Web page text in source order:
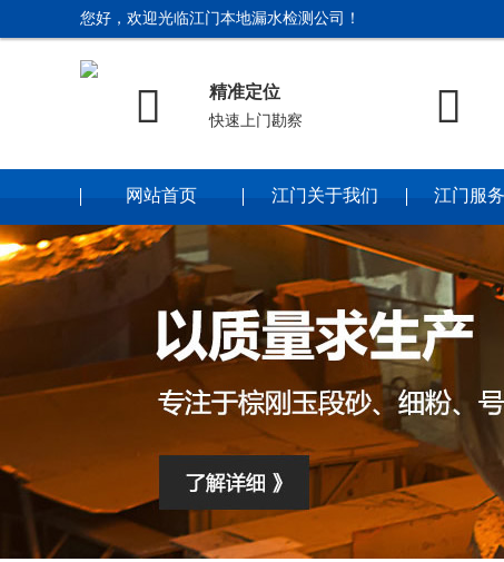
您好，欢迎光临江门本地漏水检测公司！
 精准定位
快速上门勘察 
网站首页 江门关于我们 江门服